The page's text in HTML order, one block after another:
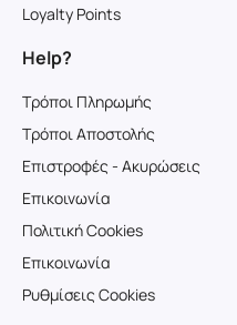
Loyalty Points
Help?
Τρόποι Πληρωμής
Τρόποι Αποστολής
Επιστροφές - Ακυρώσεις
Επικοινωνία
Πολιτική Cookies
Επικοινωνία
Ρυθμίσεις Cookies